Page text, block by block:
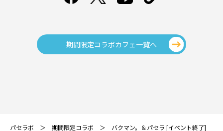
期間限定コラボカフェ一覧へ
パセラボ 期間限定コラボ バクマン。＆パセラ [イベント終了]